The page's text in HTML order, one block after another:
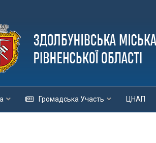
Громадська Участь ЦНАП